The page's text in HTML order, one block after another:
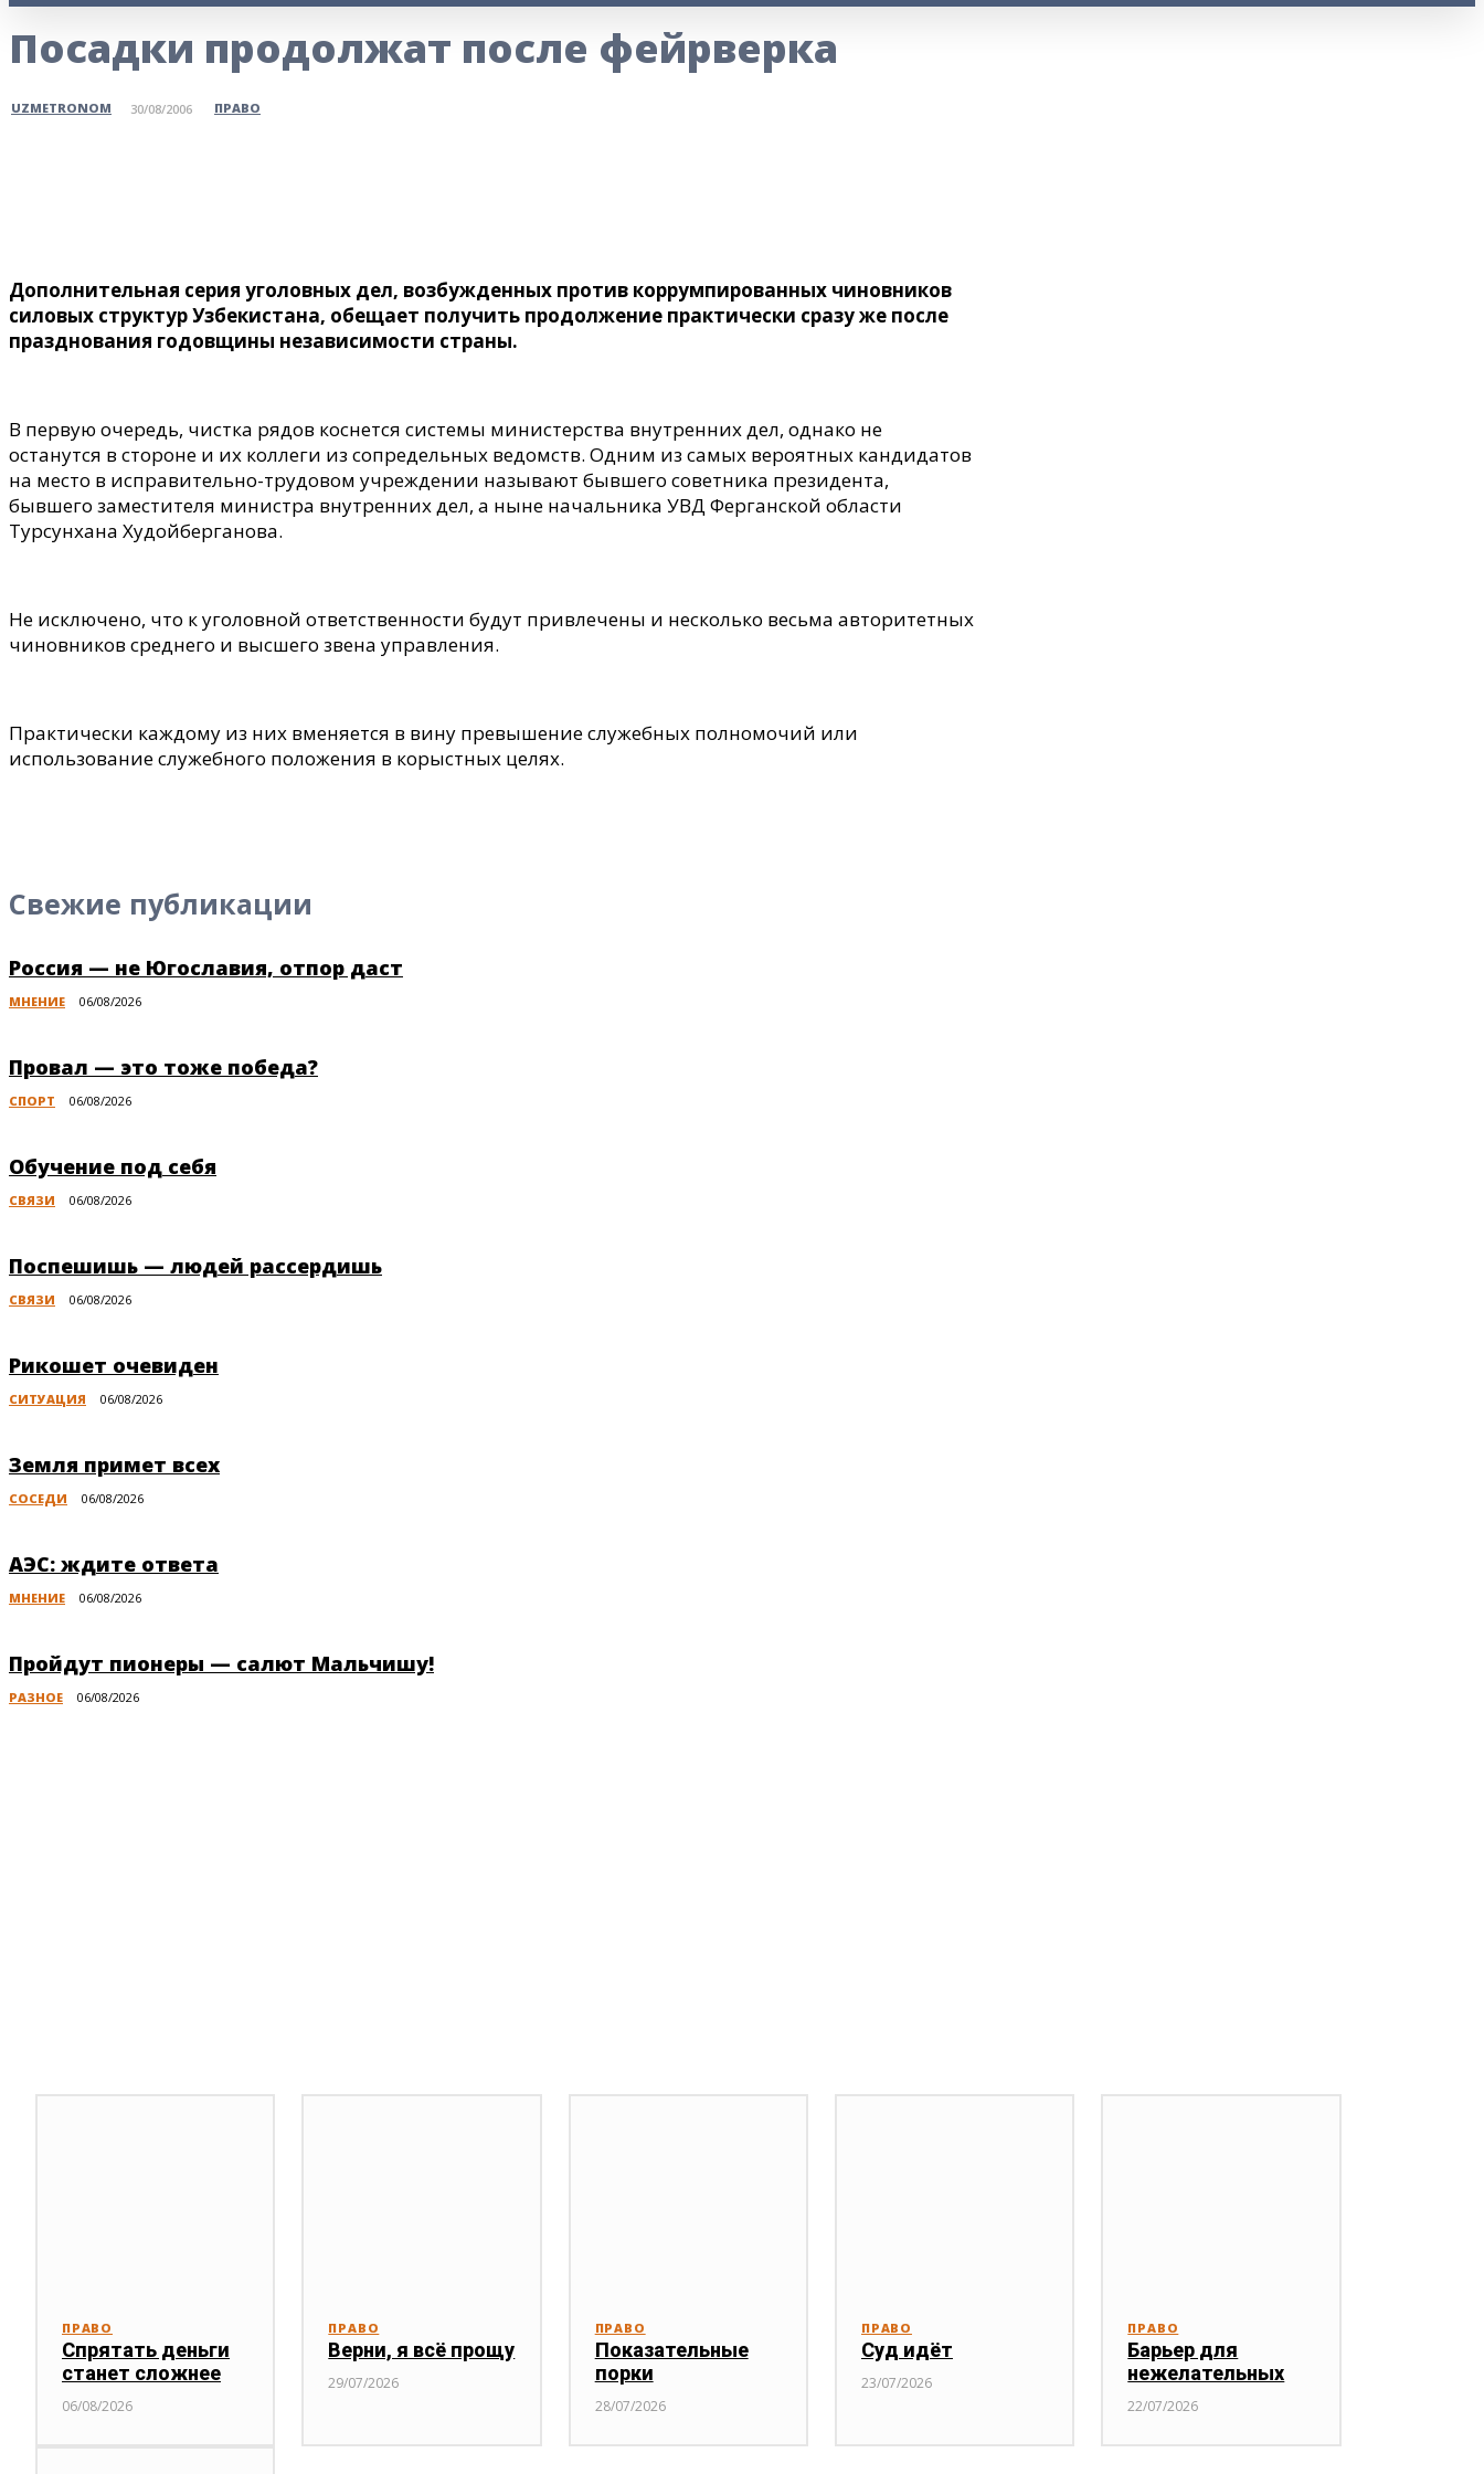
Посадки продолжат после фейрверка
UZMETRONOM 30/08/2006 ПРАВО
Дополнительная серия уголовных дел, возбужденных против коррумпированных чиновников
силовых структур Узбекистана, обещает получить продолжение практически сразу же после
празднования годовщины независимости страны.
В первую очередь, чистка рядов коснется системы министерства внутренних дел, однако не
останутся в стороне и их коллеги из сопредельных ведомств. Одним из самых вероятных кандидатов
на место в исправительно-трудовом учреждении называют бывшего советника президента,
бывшего заместителя министра внутренних дел, а ныне начальника УВД Ферганской области
Турсунхана Худойберганова.
Не исключено, что к уголовной ответственности будут привлечены и несколько весьма авторитетных
чиновников среднего и высшего звена управления.
Практически каждому из них вменяется в вину превышение служебных полномочий или
использование служебного положения в корыстных целях.
Свежие публикации
Россия — не Югославия, отпор даст
МНЕНИЕ 06/08/2026
Провал — это тоже победа?
СПОРТ 06/08/2026
Обучение под себя
СВЯЗИ 06/08/2026
Поспешишь — людей рассердишь
СВЯЗИ 06/08/2026
Рикошет очевиден
СИТУАЦИЯ 06/08/2026
Земля примет всех
СОСЕДИ 06/08/2026
АЭС: ждите ответа
МНЕНИЕ 06/08/2026
Пройдут пионеры — салют Мальчишу!
РАЗНОЕ 06/08/2026
ПРАВО
Спрятать деньги
станет сложнее
06/08/2026
ПРАВО
Верни, я всё прощу
29/07/2026
ПРАВО
Показательные
порки
28/07/2026
ПРАВО
Суд идёт
23/07/2026
ПРАВО
Барьер для
нежелательных
22/07/2026